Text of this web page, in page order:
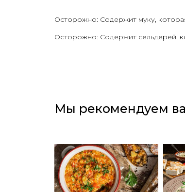
Осторожно: Содержит муку,
Осторожно: Содержит сельдерей,
Мы рекомендуем